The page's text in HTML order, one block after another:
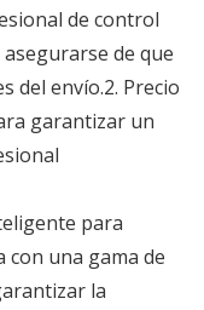
de control
de que
del envío.2. Precio
garantizar un
para
con una gama de
la